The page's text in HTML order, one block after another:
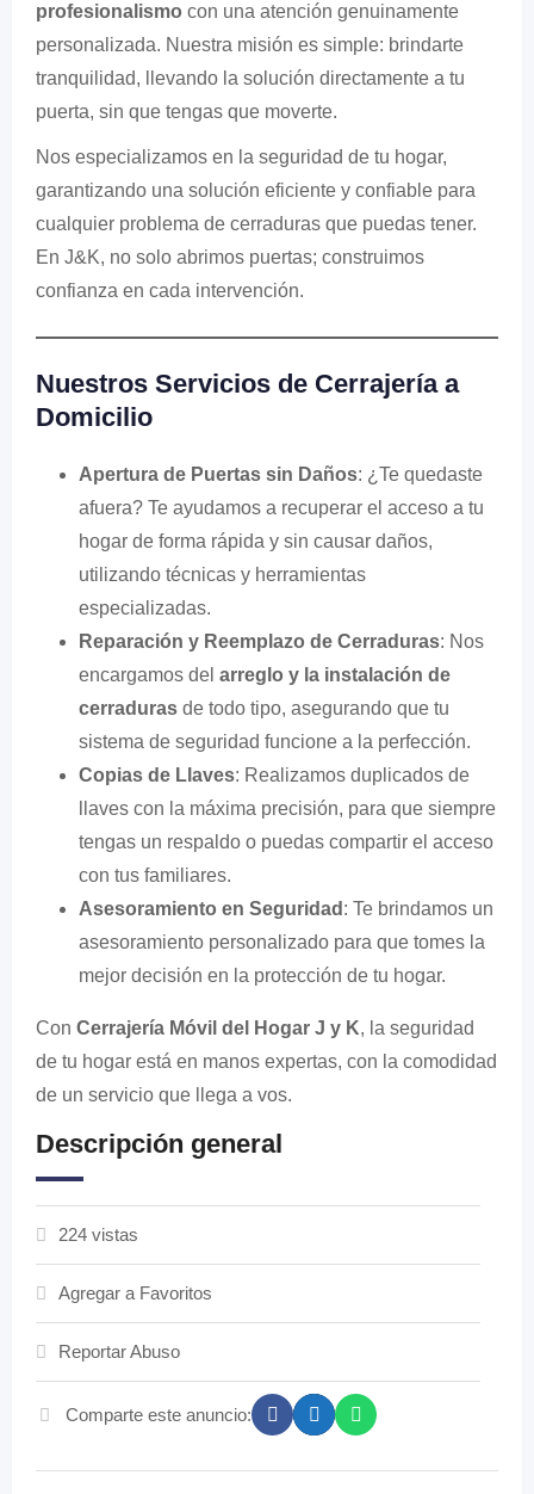
profesionalismo con una atención genuinamente
personalizada. Nuestra misión es simple: brindarte
tranquilidad, llevando la solución directamente a tu
puerta, sin que tengas que moverte.
Nos especializamos en la seguridad de tu hogar,
garantizando una solución eficiente y confiable para
cualquier problema de cerraduras que puedas tener.
En J&K, no solo abrimos puertas; construimos
confianza en cada intervención.
Nuestros Servicios de Cerrajería a
Domicilio
Apertura de Puertas sin Daños: ¿Te quedaste
afuera? Te ayudamos a recuperar el acceso a tu
hogar de forma rápida y sin causar daños,
utilizando técnicas y herramientas
especializadas.
Reparación y Reemplazo de Cerraduras: Nos
encargamos del arreglo y la instalación de
cerraduras de todo tipo, asegurando que tu
sistema de seguridad funcione a la perfección.
Copias de Llaves: Realizamos duplicados de
llaves con la máxima precisión, para que siempre
tengas un respaldo o puedas compartir el acceso
con tus familiares.
Asesoramiento en Seguridad : Te brindamos un
asesoramiento personalizado para que tomes la
mejor decisión en la protección de tu hogar.
Con Cerrajería Móvil del Hogar J y K, la seguridad
de tu hogar está en manos expertas, con la comodidad
de un servicio que llega a vos.
Descripción general
224 vistas
Agregar a Favoritos
Reportar Abuso
Comparte este anuncio: